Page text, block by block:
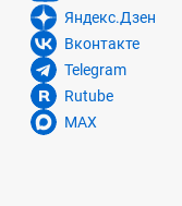
Яндекс.Дзен
Вконтакте
Telegram
Rutube
MAX